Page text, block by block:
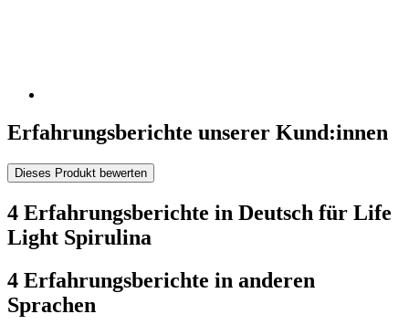
Erfahrungsberichte unserer Kund:innen
Dieses Produkt bewerten
4 Erfahrungsberichte in Deutsch für Life
Light Spirulina
4 Erfahrungsberichte in anderen
Sprachen